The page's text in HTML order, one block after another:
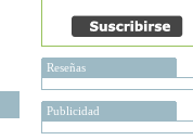
Reseñas
Publicidad